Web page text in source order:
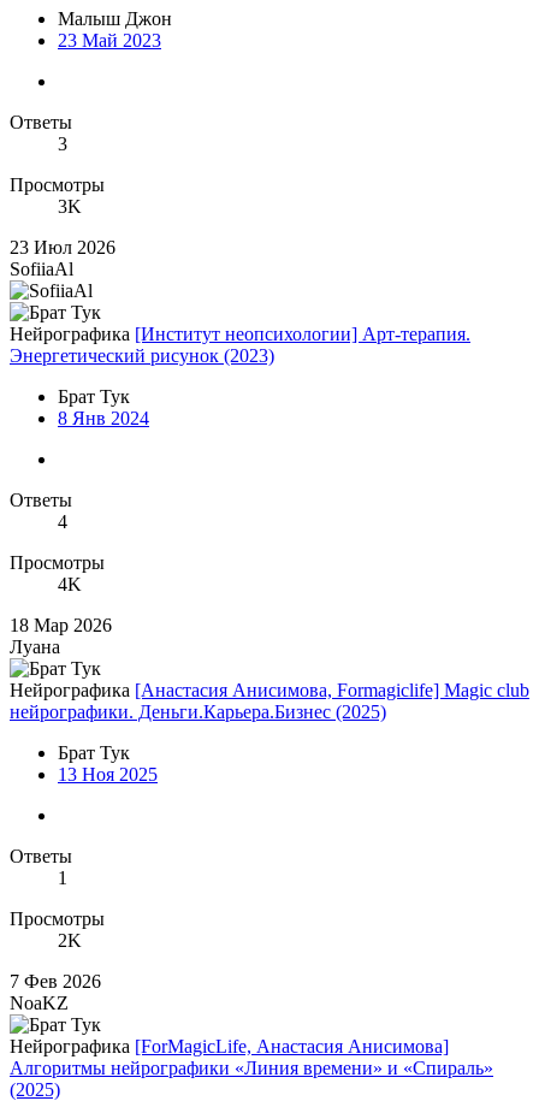
Малыш Джон
23 Май 2023
Ответы
3
Просмотры
3K
23 Июл 2026
SofiiaAl
Нейрографика [Институт неопсихологии] Арт-терапия.
Энергетический рисунок (2023)
Брат Тук
8 Янв 2024
Ответы
4
Просмотры
4K
18 Мар 2026
Луана
Нейрографика [Анастасия Анисимова, Formagiclife] Magic club
нейрографики. Деньги.Карьера.Бизнес (2025)
Брат Тук
13 Ноя 2025
Ответы
1
Просмотры
2K
7 Фев 2026
NoaKZ
Нейрографика [ForMagicLife, Анастасия Анисимова]
Алгоритмы нейрографики «Линия времени» и «Спираль»
(2025)